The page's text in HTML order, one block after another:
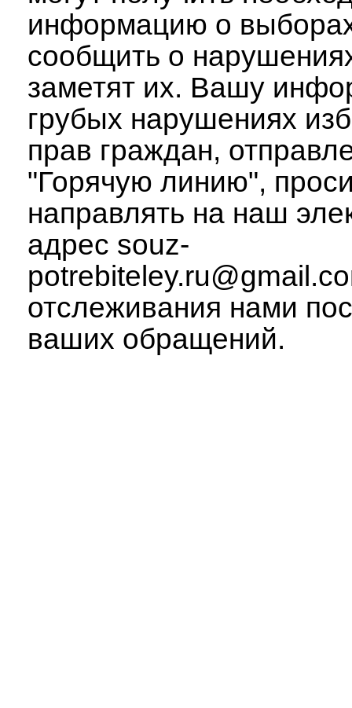
информацию о
сообщить о
заметят их. Вашу
грубых нарушениях
прав граждан,
"Горячую линию",
направлять на наш
адрес souz-
отслеживания нами
ваших обращений.